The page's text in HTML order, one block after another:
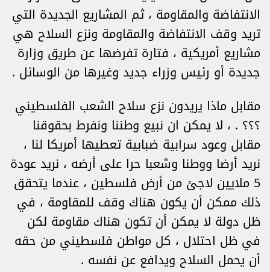
الانتفاضة والمقاومة ، ثم المشاريع الجديدة التي
تريد وقف الانتفاضة والمقاومة ونزع السلاح هي
مشاريع أمريكية ، فتارة تفرضها عن طريق وزارة
جديدة أو رئيس وزراء جديد وغيرها من الوسائل .
مقابل ماذا يريدون نزع سلاح الشعب الفلسطيني
؟؟؟ . ، لا يمكن ان نبيع وطننا ونفرط بحقوقنا
مقابل وعود سرابية ضبابية تعطيها أمريكا لنا ،
نريد أرضا ووطنا وشعبا حرا على أرضه ، نريد عودة
5 ملايين لاجئ من أرض فلسطين ، عندما يتحقق
ذلك ممكن أن يكون هناك وقف للمقاومة ، في
ظل دولة لا يمكن أن تكون هناك مقاومة لكن
في ظل احتلال ، كل مواطن فلسطيني من حقه
أن يحمل السلاح ويدافع عن نفسه .